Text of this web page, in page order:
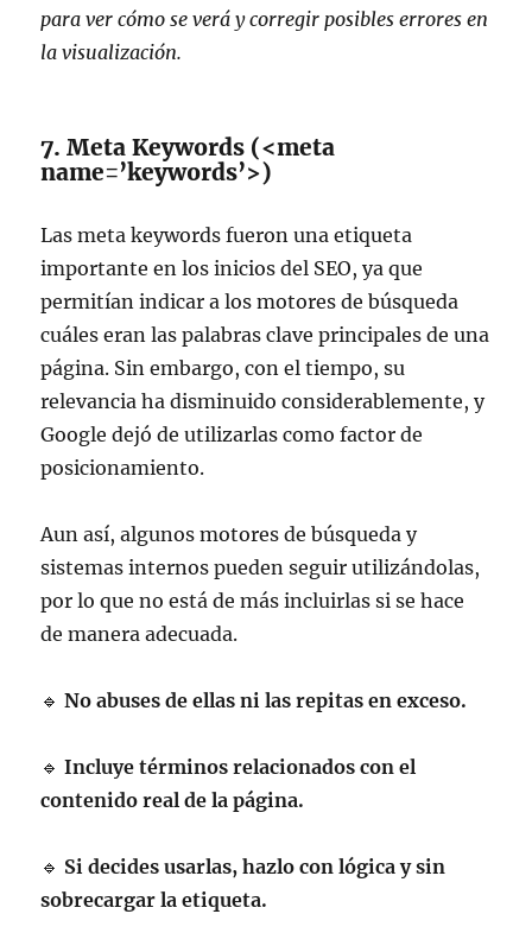
para ver cómo se verá y corregir posibles errores en
la visualización.
7. Meta Keywords (<meta
name=’keywords’>)
Las meta keywords fueron una etiqueta
importante en los inicios del SEO, ya que
permitían indicar a los motores de búsqueda
cuáles eran las palabras clave principales de una
página. Sin embargo, con el tiempo, su
relevancia ha disminuido considerablemente, y
Google dejó de utilizarlas como factor de
posicionamiento.
Aun así, algunos motores de búsqueda y
sistemas internos pueden seguir utilizándolas,
por lo que no está de más incluirlas si se hace
de manera adecuada.
🔹No abuses de ellas ni las repitas en exceso.
🔹Incluye términos relacionados con el
contenido real de la página.
🔹 Si decides usarlas, hazlo con lógica y sin
sobrecargar la etiqueta.